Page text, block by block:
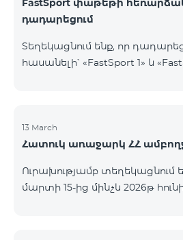
FastSport փաթեթի
դադարեցում
Տեղեկացնում ենք, որ
հասանելի՝ «FastSport 1» և
Հարցերի կամ լրացուցիչ
համար խնդրում ենք դիմել
13 March
Հատուկ առաջարկ ՀՀ
Ուրախությամբ տեղեկացնում
մարտի 15-ից մինչև 2026թ